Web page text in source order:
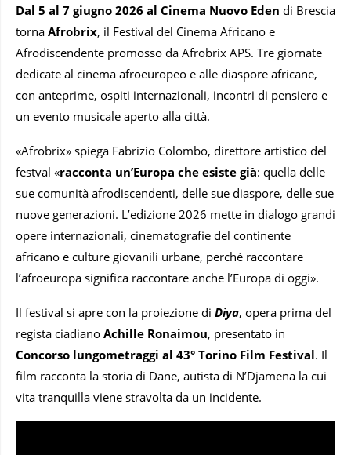
Dal 5 al 7 giugno 2026 al Cinema Nuovo Eden di Brescia
torna Afrobrix, il Festival del Cinema Africano e
Afrodiscendente promosso da Afrobrix APS. Tre giornate
dedicate al cinema afroeuropeo e alle diaspore africane,
con anteprime, ospiti internazionali, incontri di pensiero e
un evento musicale aperto alla città.
«Afrobrix» spiega Fabrizio Colombo, direttore artistico del
festval «racconta un’Europa che esiste già: quella delle
sue comunità afrodiscendenti, delle sue diaspore, delle sue
nuove generazioni. L’edizione 2026 mette in dialogo grandi
opere internazionali, cinematografie del continente
africano e culture giovanili urbane, perché raccontare
l’afroeuropa significa raccontare anche l’Europa di oggi».
Il festival si apre con la proiezione di Diya, opera prima del
regista ciadiano Achille Ronaimou, presentato in
Concorso lungometraggi al 43° Torino Film Festival. Il
film racconta la storia di Dane, autista di N’Djamena la cui
vita tranquilla viene stravolta da un incidente.